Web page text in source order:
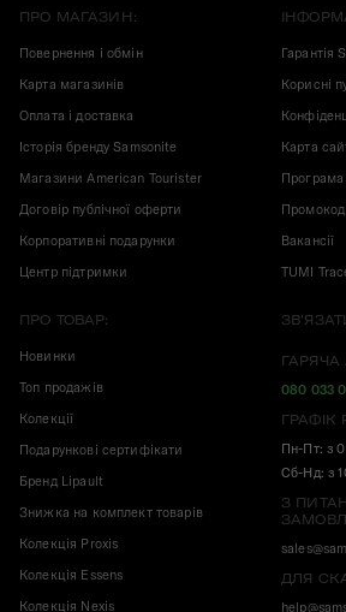
ПРО МАГАЗИН:
Повернення і обмін
Карта магазинів
Оплата і доставка
Історія бренду Samsonite
Магазини American Tourister
Договір публічної оферти
Корпоративні подарунки
Центр підтримки
Гарантія
Корисні
Карта
Програма
Промокод
Вакансії
TUMI
ПРО ТОВАР:
Новинки
Топ продажів
Колекції
Подарункові сертифікати
Бренд Lipault
Знижка на комплект товарів
Колекція Proxis
Колекція Essens
Колекція Nexis
ГАРЯЧА
080 033
ГРАФІК
Пн-Пт: з
Сб-Нд: з
З
ДЛЯ